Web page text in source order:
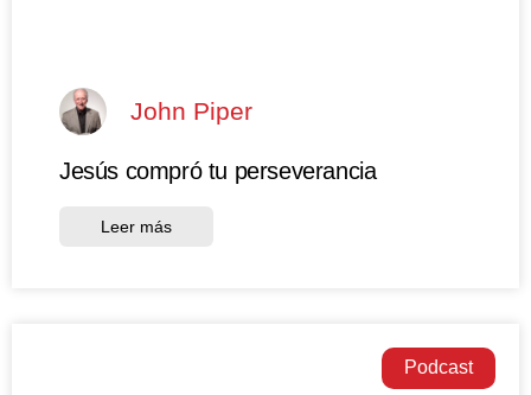
John Piper
Jesús compró tu perseverancia
Leer más
Podcast